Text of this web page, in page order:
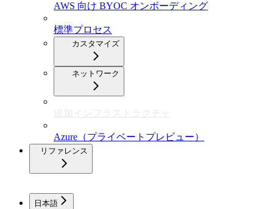
AWS 向け BYOC オンボーディング
標準プロセス
カスタマイズ
ネットワーク
追加インフラストラクチャ
Azure（プライベートプレビュー）
リファレンス
日本語